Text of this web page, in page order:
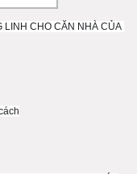
LINH CHO CĂN NHÀ CỦA